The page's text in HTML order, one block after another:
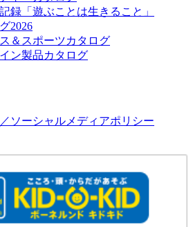
録「遊ぶことは生きること」
2026
＆スポーツカタログ
ン製品カタログ
ソーシャルメディアポリシー